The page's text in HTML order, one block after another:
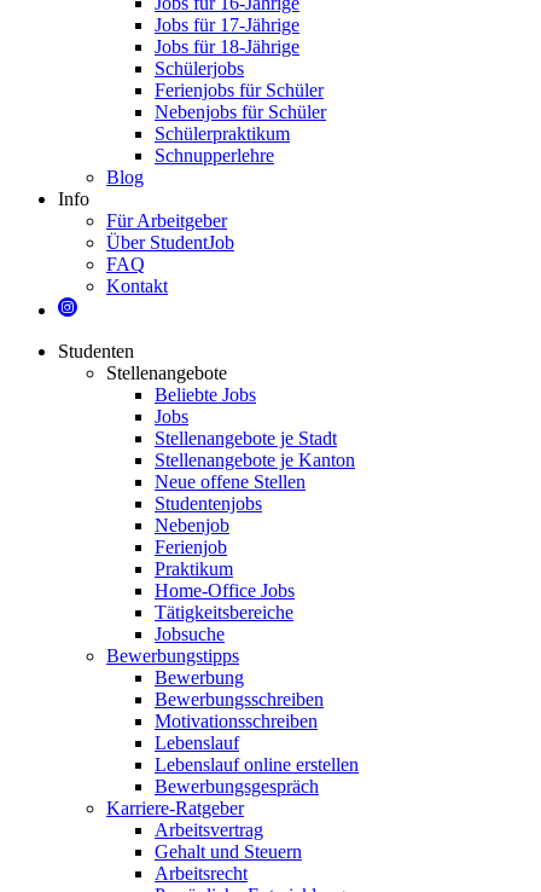
Jobs für 17-Jährige
Jobs für 18-Jährige
Schülerjobs
Ferienjobs für Schüler
Nebenjobs für Schüler
Schülerpraktikum
Schnupperlehre
Blog
Info
Für Arbeitgeber
Über StudentJob
FAQ
Kontakt
Studenten
Stellenangebote
Beliebte Jobs
Jobs
Stellenangebote je Stadt
Stellenangebote je Kanton
Neue offene Stellen
Studentenjobs
Nebenjob
Ferienjob
Praktikum
Home-Office Jobs
Tätigkeitsbereiche
Jobsuche
Bewerbungstipps
Bewerbung
Bewerbungsschreiben
Motivationsschreiben
Lebenslauf
Lebenslauf online erstellen
Bewerbungsgespräch
Karriere-Ratgeber
Arbeitsvertrag
Gehalt und Steuern
Arbeitsrecht